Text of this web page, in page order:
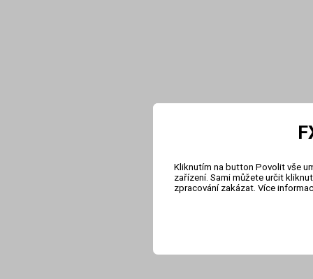
Kliknutím na button Povolit vše
zařízení. Sami můžete určit
zpracování zakázat. Více